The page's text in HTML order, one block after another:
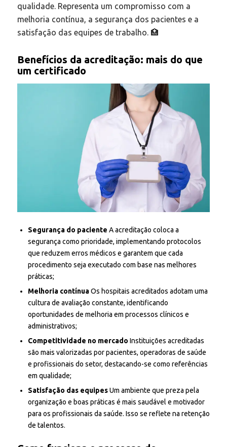
qualidade. Representa um compromisso com a
melhoria contínua, a segurança dos pacientes e a
satisfação das equipes de trabalho. 🏥
Benefícios da acreditação: mais do que
um certificado
Segurança do paciente A acreditação coloca a
segurança como prioridade, implementando protocolos
que reduzem erros médicos e garantem que cada
procedimento seja executado com base nas melhores
práticas;
Melhoria contínuaOs hospitais acreditados adotam uma
cultura de avaliação constante, identificando
oportunidades de melhoria em processos clínicos e
administrativos;
Competitividade no mercado Instituições acreditadas
são mais valorizadas por pacientes, operadoras de saúde
e profissionais do setor, destacando-se como referências
em qualidade;
Satisfação das equipesUm ambiente que preza pela
organização e boas práticas é mais saudável e motivador
para os profissionais da saúde. Isso se reflete na retenção
de talentos.